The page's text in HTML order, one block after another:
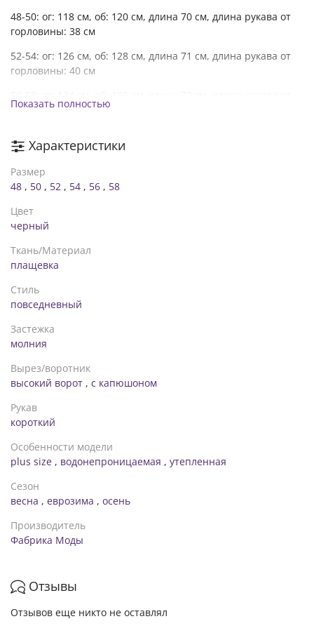
48-50: ог: 118 см, об: 120 см, длина 70 см, длина рукава от
горловины: 38 см
52-54: ог: 126 см, об: 128 см, длина 71 см, длина рукава от
горловины: 40 см
горловины: 42 см
Показать полностью
Характеристики
Размер
48 , 50 , 52 , 54 , 56 , 58
Цвет
черный
Ткань/Материал
плащевка
Стиль
повседневный
Застежка
молния
Вырез/воротник
высокий ворот , с капюшоном
Рукав
короткий
Особенности модели
plus size , водонепроницаемая , утепленная
Сезон
весна , еврозима , осень
Производитель
Фабрика Моды
Отзывы
Отзывов еще никто не оставлял